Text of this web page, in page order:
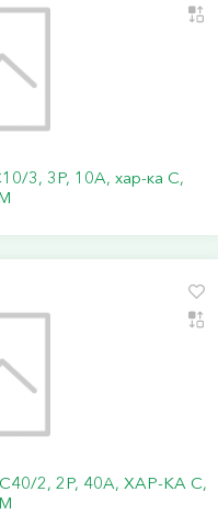
3, 3P, 10A, хар-ка C,
2, 2P, 40A, ХАР-КА C,